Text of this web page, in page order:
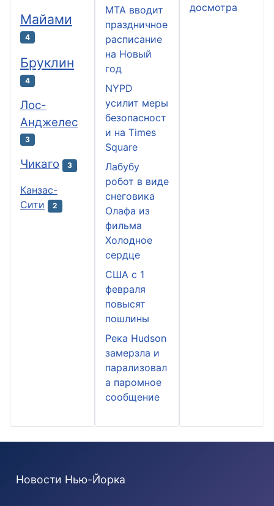
Майами
4
Бруклин
4
Лос-
Анджелес
3
Чикаго 3
Канзас-
Сити
2
MTA вводит
праздничное
расписание
на Новый
год
NYPD
усилит меры
безопасност
и на Times
Square
Лабубу
робот в виде
снеговика
Олафа из
фильма
Холодное
сердце
США с 1
февраля
повысят
пошлины
Река Hudson
замерзла и
парализовал
а паромное
сообщение
досмотра
Новости Нью-Йорка